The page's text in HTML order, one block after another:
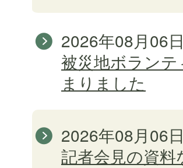
2026年08月06日
被災地ボラン
まりました
2026年08月06日
記者会見の資料